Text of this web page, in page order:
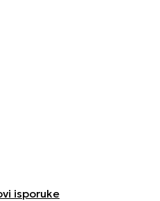
isporuke